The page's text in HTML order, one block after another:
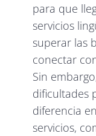
para que
servicios
superar las
conectar
Sin
dificultades
diferencia
servicios,